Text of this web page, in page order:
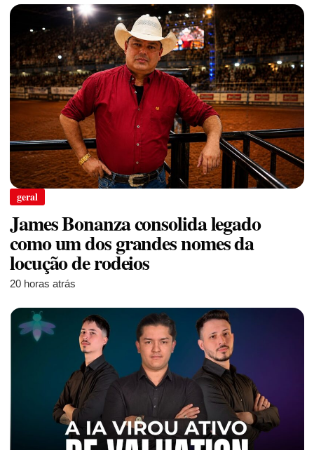
geral
James Bonanza consolida legado
como um dos grandes nomes da
locução de rodeios
20 horas atrás